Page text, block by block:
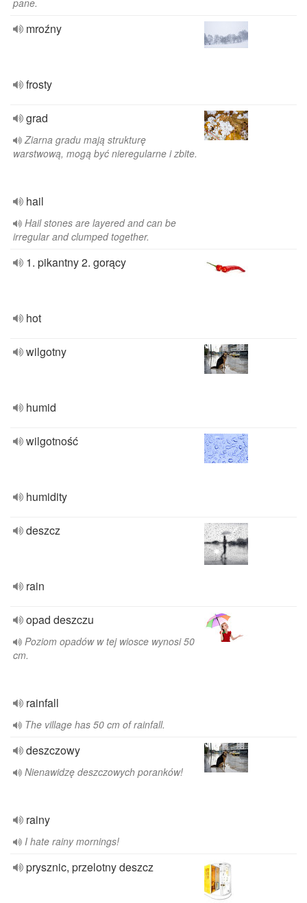
pane.
mroźny
frosty
grad
Ziarna gradu mają strukturę
warstwową, mogą być nieregularne i zbite.
hail
Hail stones are layered and can be
irregular and clumped together.
1. pikantny 2. gorący
hot
wilgotny
humid
wilgotność
humidity
deszcz
rain
opad deszczu
Poziom opadów w tej wiosce wynosi 50
cm.
rainfall
The village has 50 cm of rainfall.
deszczowy
Nienawidzę deszczowych poranków!
rainy
I hate rainy mornings!
prysznic, przelotny deszcz